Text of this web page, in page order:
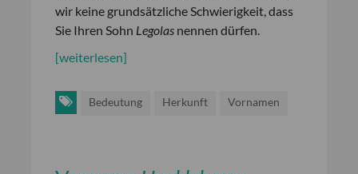
wir keine grundsätzliche Schwierigkeit, dass
Sie Ihren Sohn Legolas nennen dürfen.
[weiterlesen]
Bedeutung Herkunft Vornamen